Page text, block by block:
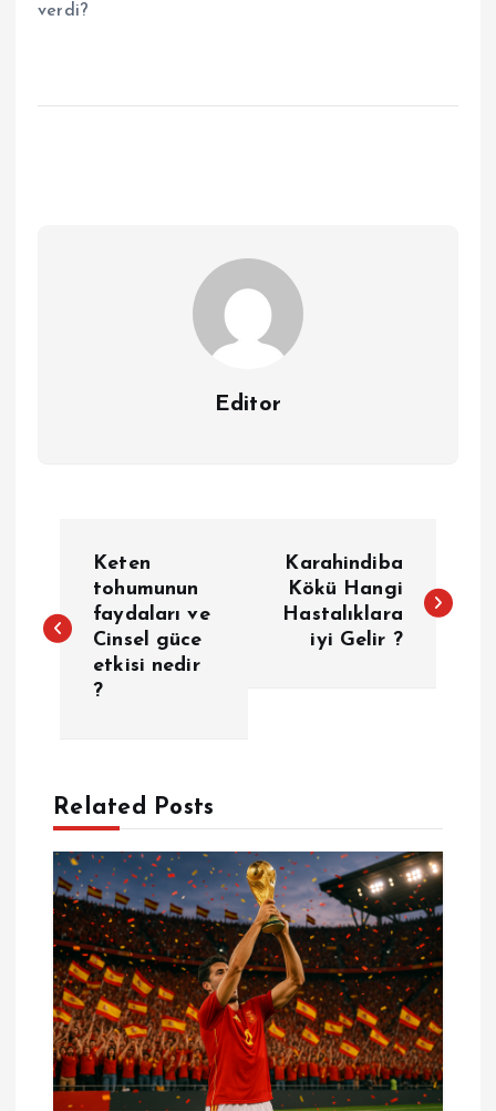
verdi?
Editor
z
e
z
n
m
e
Keten
tohumunun
faydaları ve
Cinsel güce
etkisi nedir
?
Karahindiba
Kökü Hangi
Hastalıklara
iyi Gelir ?
Related Posts